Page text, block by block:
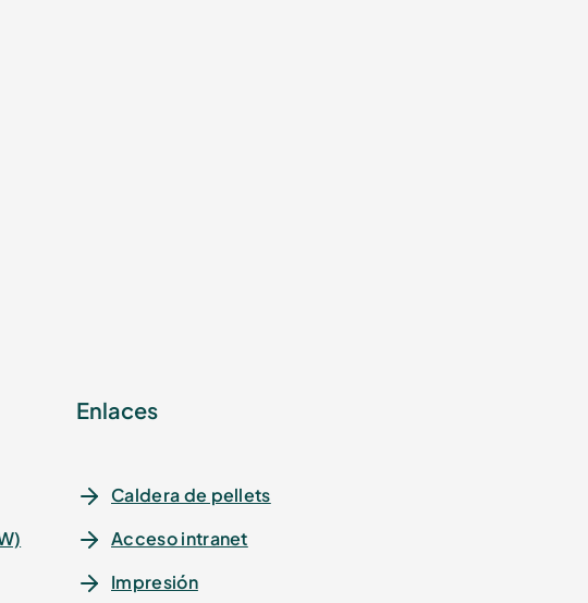
Enlaces
Caldera de pellets
Acceso intranet
Impresión